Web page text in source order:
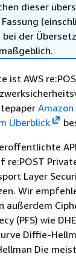
dieser
bei der
ist AWS
Amazon
Überblick
re:POST
Layer
Wir
außerdem
(PFS) wie
Diffie-
Die